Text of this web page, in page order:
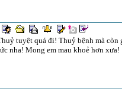
tuyệt quá đi! Thuỷ bệnh mà còn
nha! Mong em mau khoẻ hơn xưa!